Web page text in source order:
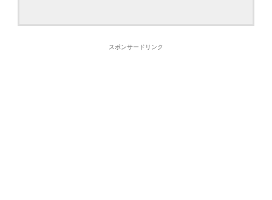
スポンサードリンク